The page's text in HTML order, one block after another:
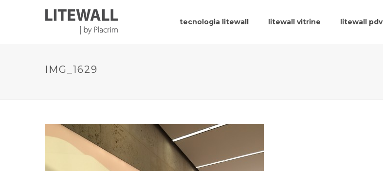
tecnologia litewall litewall vitrine litewall pdv
IMG_1629